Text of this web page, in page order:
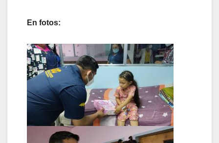
En fotos: